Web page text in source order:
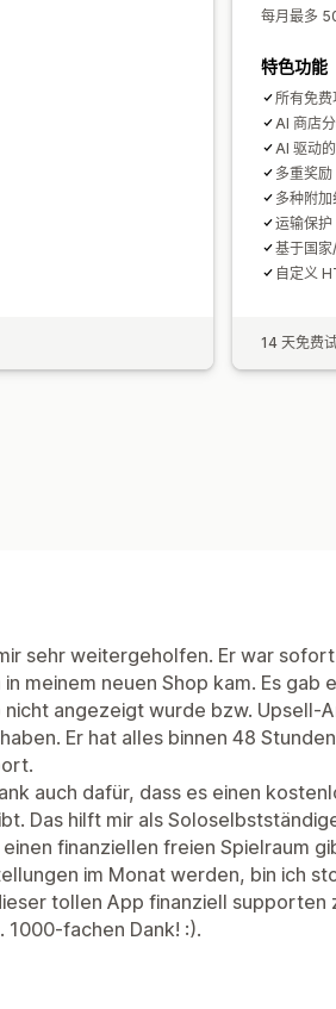
每月最多
特色功能
所有免费
AI 商店
AI 驱动
多重奖励
多种附加
运输保护
基于国
自定义
14 天免费
sehr weitergeholfen. Er war
meinem neuen Shop kam. Es gab
nicht angezeigt wurde bzw. Upsell-
Er hat alles binnen 48
auch dafür, dass es einen
Das hilft mir als
finanziellen freien Spielraum
im Monat werden, bin ich
tollen App finanziell supporten
1000-fachen Dank! :).